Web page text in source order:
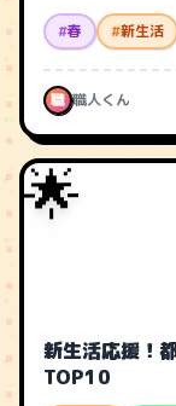
#春 #新生活
職 職人くん
🌟
新生活応援！
TOP10